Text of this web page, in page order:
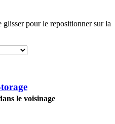
pour le repositionner sur la
le voisinage